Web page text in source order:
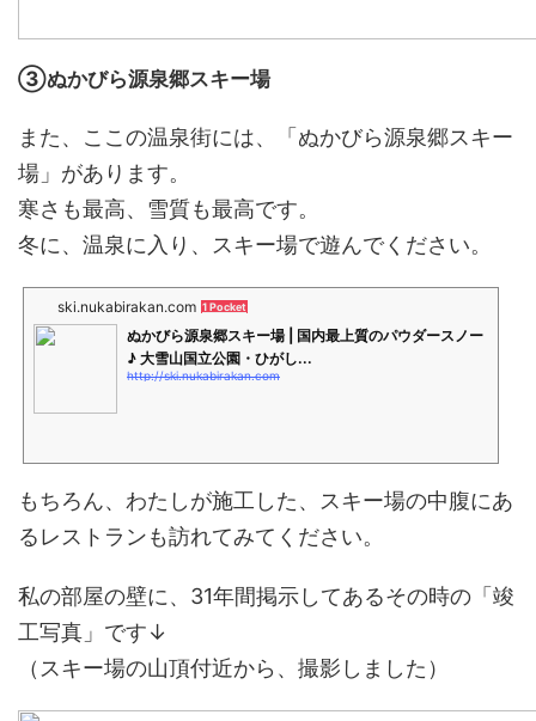
③ぬかびら源泉郷スキー場
また、ここの温泉街には、「ぬかびら源泉郷スキー
場」があります。
寒さも最高、雪質も最高です。
冬に、温泉に入り、スキー場で遊んでください。
ski.nukabirakan.com 1 Pocket
ぬかびら源泉郷スキー場 | 国内最上質のパウダースノー
♪ 大雪山国立公園・ひがし...
http://ski.nukabirakan.com
もちろん、わたしが施工した、スキー場の中腹にあ
るレストランも訪れてみてください。
私の部屋の壁に、31年間掲示してあるその時の「竣
工写真」です↓
（スキー場の山頂付近から、撮影しました）